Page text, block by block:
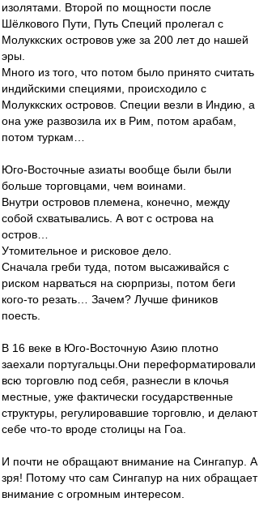
изолятами. Второй по мощности после
Шёлкового Пути, Путь Специй пролегал с
Молуккских островов уже за 200 лет до нашей
эры.
Много из того, что потом было принято считать
индийскими специями, происходило с
Молуккских островов. Специи везли в Индию, а
она уже развозила их в Рим, потом арабам,
потом туркам…
Юго-Восточные азиаты вообще были были
больше торговцами, чем воинами.
Внутри островов племена, конечно, между
собой схватывались. А вот с острова на
остров…
Утомительное и рисковое дело.
Сначала греби туда, потом высаживайся с
риском нарваться на сюрпризы, потом беги
кого-то резать… Зачем? Лучше фиников
поесть.
В 16 веке в Юго-Восточную Азию плотно
заехали португальцы.Они переформатировали
всю торговлю под себя, разнесли в клочья
местные, уже фактически государственные
структуры, регулировавшие торговлю, и делают
себе что-то вроде столицы на Гоа.
И почти не обращают внимание на Сингапур. А
зря! Потому что сам Сингапур на них обращает
внимание с огромным интересом.